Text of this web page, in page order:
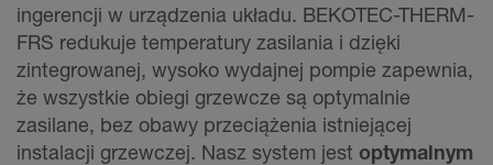
ingerencji w urządzenia układu. BEKOTEC-THERM-
FRS redukuje temperatury zasilania i dzięki
zintegrowanej, wysoko wydajnej pompie zapewnia,
że wszystkie obiegi grzewcze są optymalnie
zasilane, bez obawy przeciążenia istniejącej
instalacji grzewczej. Nasz system jest optymalnym